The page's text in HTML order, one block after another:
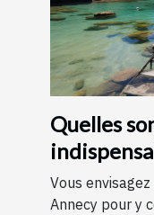
Quelles
Annecy ?
Vous
Annecy pour y